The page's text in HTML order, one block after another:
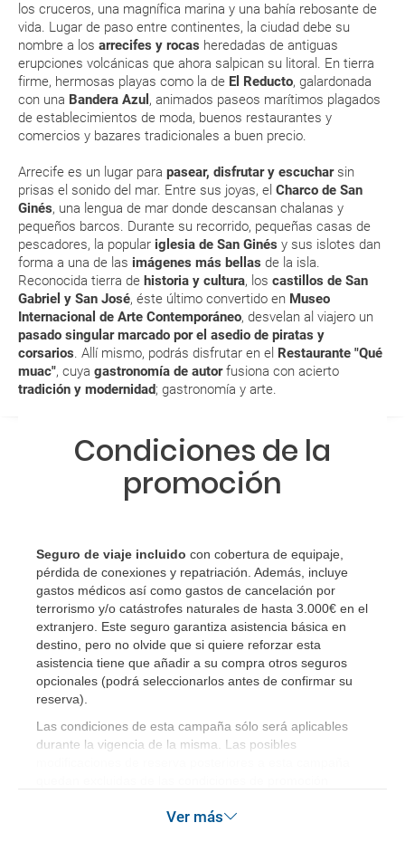
los cruceros, una magnífica marina y una bahía rebosante de
vida. Lugar de paso entre continentes, la ciudad debe su
nombre a los arrecifes y rocas heredadas de antiguas
erupciones volcánicas que ahora salpican su litoral. En tierra
firme, hermosas playas como la de El Reducto, galardonada
con una Bandera Azul , animados paseos marítimos plagados
de establecimientos de moda, buenos restaurantes y
comercios y bazares tradicionales a buen precio.
Arrecife es un lugar para pasear, disfrutar y escucharsin
prisas el sonido del mar. Entre sus joyas, el Charco de San
Ginés, una lengua de mar donde descansan chalanas y
pequeños barcos. Durante su recorrido, pequeñas casas de
pescadores, la popular iglesia de San Ginés y sus islotes dan
forma a una de las imágenes más bellas de la isla.
Reconocida tierra de historia y cultura, los castillos de San
Gabriel y San José, éste último convertido en Museo
Internacional de Arte Contemporáneo, desvelan al viajero un
pasado singular marcado por el asedio de piratas y
corsarios . Allí mismo, podrás disfrutar en el Restaurante "Qué
muac", cuya gastronomía de autorfusiona con acierto
tradición y modernidad; gastronomía y arte.
MODIFICACIÓN ó CANCELACIÓN ¿Puedo anular o
modificar una reserva del viaje? ¿Qué gastos puede
generar una anulación o modificación del viaje?
¿Qué caducidad debe tener mi pasaporte para ir
a...?
¿Con cuánta antelación tengo que estar en el
aeropuerto?
RESERVAR ¿Cómo puedo reservar un viaje de
paquete vacacional en la página web?
Al realizar la reserva, uno de los servicios ha
quedado de pendiente de confirmación ¿Cómo
sabré si se confirma el viaje?
quiero al hacer mi solicitud de reserva?
Si tengo los traslados incluidos, ¿dónde debo
¿Incluye algún seguro de viaje mi reserva?
¿Cuáles son las condiciones generales en las
reservas de viajes?
¿Cuáles son los impuestos de entrada y salida del
país si viajo a América?
¿Qué hago si el traslado contratado del aeropuerto
¿Necesito visado para poder ir a ...?
Condiciones de la
promoción
Seguro de viaje incluido con cobertura de equipaje,
pérdida de conexiones y repatriación. Además, incluye
gastos médicos así como gastos de cancelación por
terrorismo y/o catástrofes naturales de hasta 3.000€ en el
extranjero. Este seguro garantiza asistencia básica en
destino, pero no olvide que si quiere reforzar esta
asistencia tiene que añadir a su compra otros seguros
opcionales (podrá seleccionarlos antes de confirmar su
reserva)
Las condiciones de esta campaña sólo será aplicables
durante la vigencia de la misma. Las posibles
Ver más